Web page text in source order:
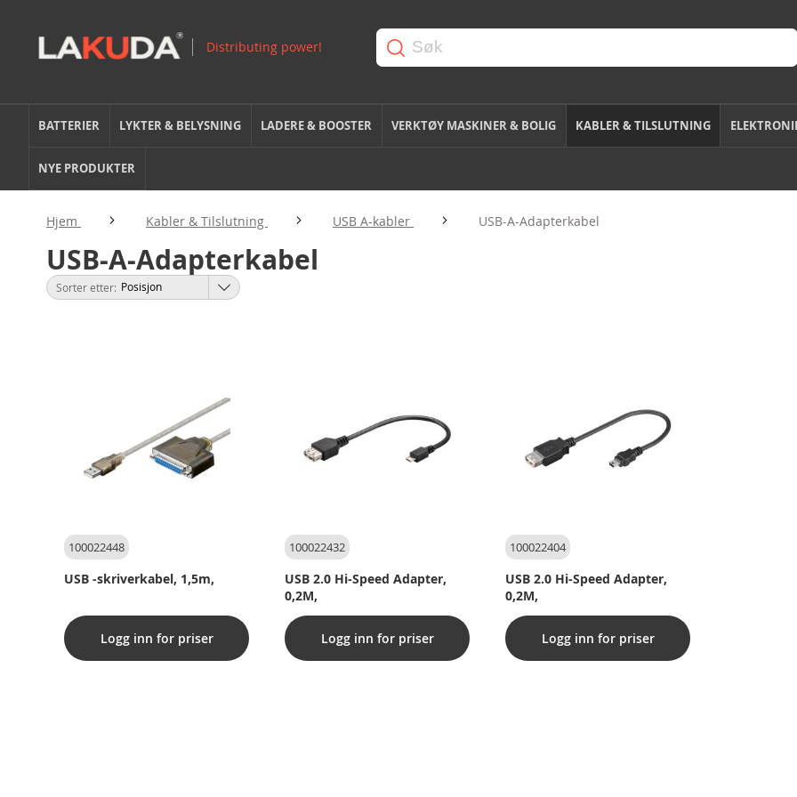
BATTERIER LYKTER & BELYSNING LADERE & BOOSTER VERKTØY MASKINER & BOLIG KABLER & TILSLUTNING
NYE PRODUKTER
Hjem Kabler & Tilslutning USB A-kabler USB-A-Adapterkabel
USB-A-Adapterkabel
Sorter etter
100022448
USB -skriverkabel, 1,5m,
Logg inn for priser
100022432
USB 2.0 Hi-Speed ​​Adapter,
0,2M,
Logg inn for priser
100022404
USB 2.0 Hi-Speed ​​Adapter,
0,2M,
Logg inn for priser